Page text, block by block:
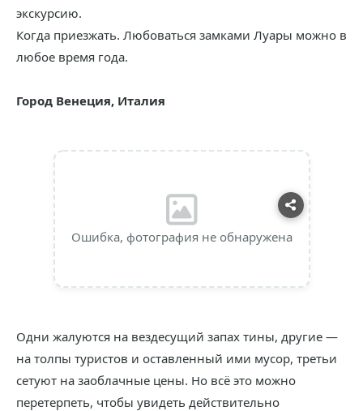
экскурсию.
Когда приезжать. Любоваться замками Луары можно в
любое время года.
Город Венеция, Италия
Ошибка, фотография не обнаружена
Одни жалуются на вездесущий запах тины, другие —
на толпы туристов и оставленный ими мусор, третьи
сетуют на заоблачные цены. Но всё это можно
перетерпеть, чтобы увидеть действительно